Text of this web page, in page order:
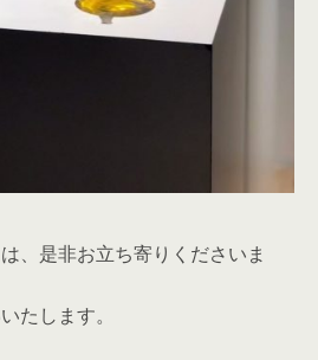
、是非お立ち寄りくださいま
たします。